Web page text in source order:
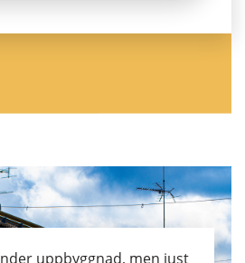
uppbyggnad, men just